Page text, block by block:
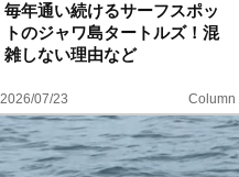
毎年通い続けるサーフスポッ
トのジャワ島タートルズ！混
雑しない理由など
2026/07/23 Column